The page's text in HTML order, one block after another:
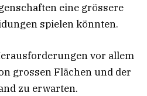
eine grössere
spielen könnten.
vor allem
grossen Flächen und der
zu erwarten.